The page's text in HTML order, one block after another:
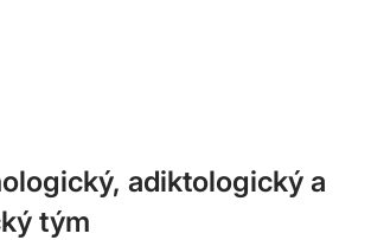
adiktologický a
tým